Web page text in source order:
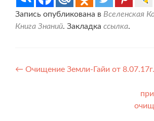
Запись опубликована в Вселенская
Книга Знаний. Закладка ссылка.
Навигация
← Очищение Земли-Гайи от 8.07.17г.